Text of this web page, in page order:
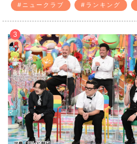
#ニュークラブ #ランキング
3